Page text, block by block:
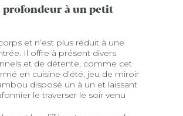
profondeur à un petit
et n’est plus réduit à une
Il offre à présent divers
et de détente, comme cet
en cuisine d’été, jeu de miroir
disposé un à un et laissant
le traverser le soir venu